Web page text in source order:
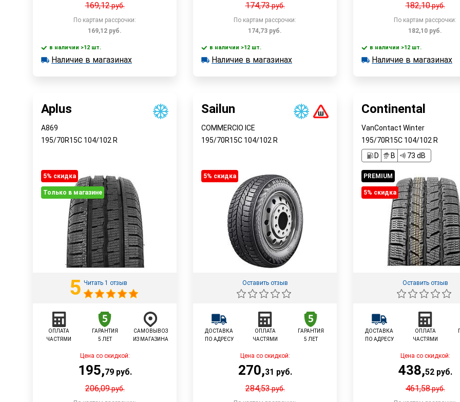
169,12руб.
По картам рассрочки:
169,12 руб.
Быстрый заказ
в наличии >12 шт.
в наличии >12 шт.
Наличие в магазинах
174,73руб.
По картам рассрочки:
174,73 руб.
В корзину
в наличии >12 шт.
в наличии >12 шт.
Наличие в магазинах
182,10руб.
По картам рассрочки:
182,10 руб.
В
в наличии >12 шт.
в наличии >12 шт.
Наличие в магазинах
Aplus
A869
195/70R15C 104/102 R
5% cкидка
Только в магазине
5 Читать 1 отзыв
ОПЛАТА
ЧАСТЯМИ
ГАРАНТИЯ
5 ЛЕТ
САМОВЫВОЗ
ИЗ МАГАЗИНА
Цена со скидкой:
195,79руб.
206,09руб.
Sailun
COMMERCIO ICE
195/70R15C 104/102 R
5% cкидка
Оставить отзыв
ДОСТАВКА
ПО АДРЕСУ
ОПЛАТА
ЧАСТЯМИ
ГАРАНТИЯ
5 ЛЕТ
Цена со скидкой:
270,31 руб.
284,53руб.
Continental
VanContact Winter
195/70R15C 104/102 R
D
B 73 dB
PREMIUM
5% cкидка
Оставить отзыв
ДОСТАВКА
ПО АДРЕСУ
ОПЛАТА
ЧАСТЯМИ
Цена со скидкой:
438,52руб.
461,58руб.